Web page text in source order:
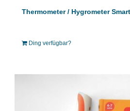
Thermometer / Hygrometer Smart
Ding verfügbar?